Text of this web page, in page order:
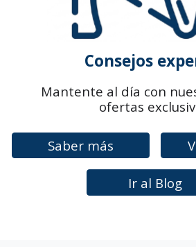
Consejos
Mantente al día con
ofertas
Saber más
Ir al Blog